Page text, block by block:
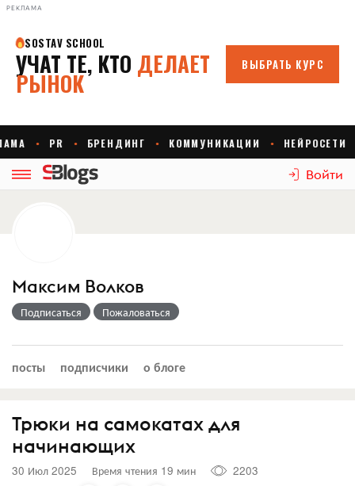
РЕКЛАМА
Войти
Максим Волков
Подписаться Пожаловаться
посты подписчики о блоге
Трюки на самокатах для
начинающих
30 Июл 2025 Время чтения 19 мин
2203